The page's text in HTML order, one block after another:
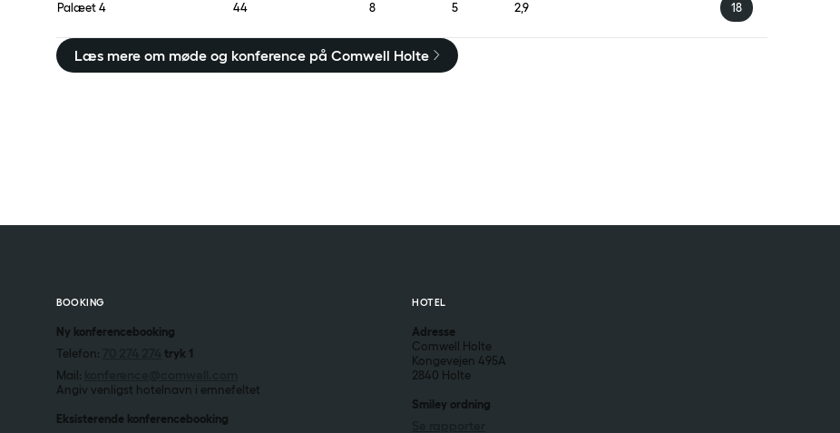
Palæet 4 44 8 5 2,9 18
Læs mere om møde og konference på Comwell Holte
BOOKING
Ny konferencebooking
Telefon:
tryk 1
Mail:
Angiv venligst hotelnavn i emnefeltet
Eksisterende konferencebooking
HOTEL
Adresse
Comwell Holte
Kongevejen 495A
2840 Holte
Smiley ordning